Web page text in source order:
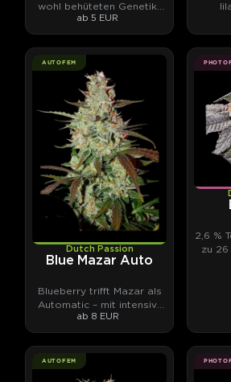
wohl behüteten Genetik-
Archiv von Dutch Passion
ab 5 EUR
AUTOFEM
Dutch Passion
Blue Mazar Auto
Blueberry trifft Mazar als
Automatic – mit intensiv-
fruchtigen Terpenen.
ab 8 EUR
2,6 %
zu 26
AUTOFEM